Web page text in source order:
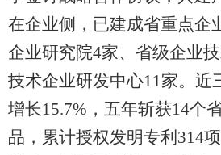
在企业侧，已建成省重点企
企业研究院4家、省级企业
技术企业研发中心11家。近
增长15.7%，五年斩获14个
品，累计授权发明专利314项